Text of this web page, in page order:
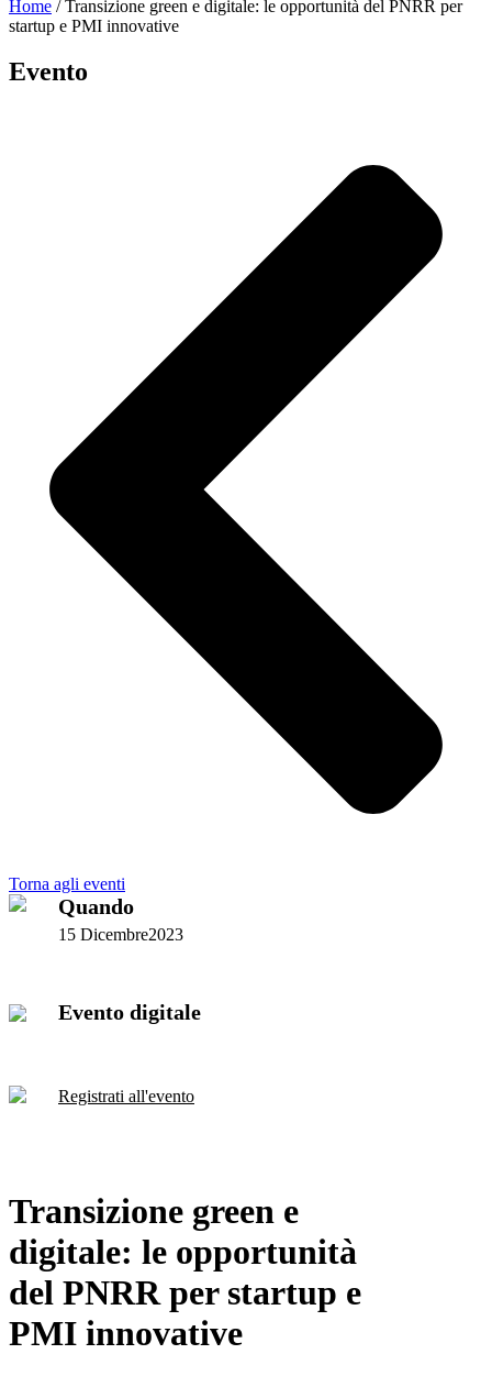
Home /Transizione green e digitale: le opportunità del PNRR per
startup e PMI innovative
Evento
Torna agli eventi
Transizione green e
digitale: le opportunità
del PNRR per startup e
PMI innovative
Quando
15 Dicembre2023
Evento digitale
Registrati all'evento